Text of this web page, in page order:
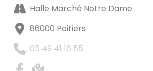
Halle Marché Notre Dame
86000 Poitiers
05 49 41 16 55